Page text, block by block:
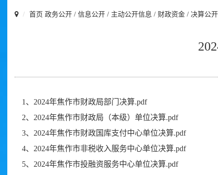
首页 政务公开 / 信息公开 / 主动公开信息 / 财政资金 / 决算公开
1、 2024年焦作市财政局部门决算.pdf
2、 2024年焦作市财政局（本级）单位决算.pdf
3、 2024年焦作市财政国库支付中心单位决算.pdf
4、 2024年焦作市非税收入服务中心单位决算.pdf
5、 2024年焦作市投融资服务中心单位决算.pdf